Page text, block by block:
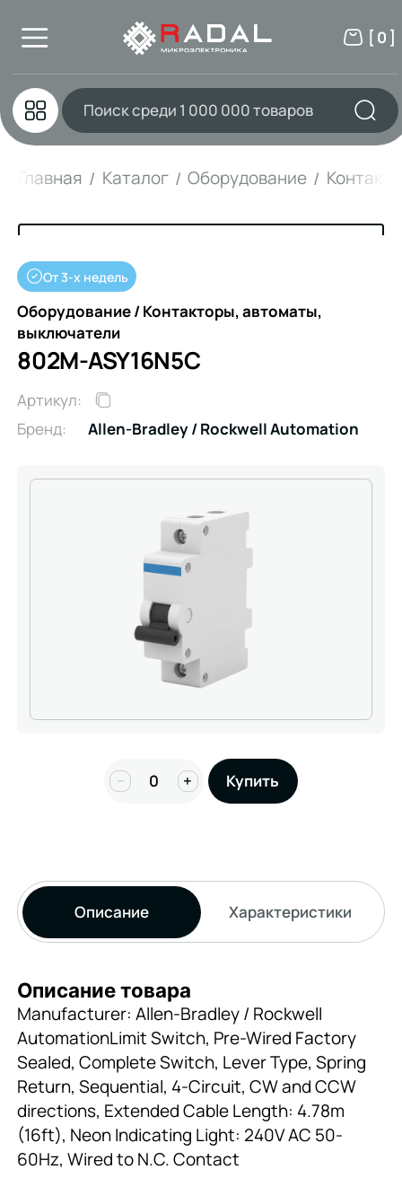
[ 0 ]
Главная Каталог Оборудование
От 3-х недель
Оборудование / Контакторы, автоматы,
выключатели
802M-ASY16N5C
Артикул:
Бренд:
Allen-Bradley / Rockwell Automation
− + Купить
Описание Характеристики
Описание товара
Manufacturer: Allen-Bradley / Rockwell
AutomationLimit Switch, Pre-Wired Factory
Sealed, Complete Switch, Lever Type, Spring
Return, Sequential, 4-Circuit, CW and CCW
directions, Extended Cable Length: 4.78m
(16ft), Neon Indicating Light: 240V AC 50-
60Hz, Wired to N.C. Contact